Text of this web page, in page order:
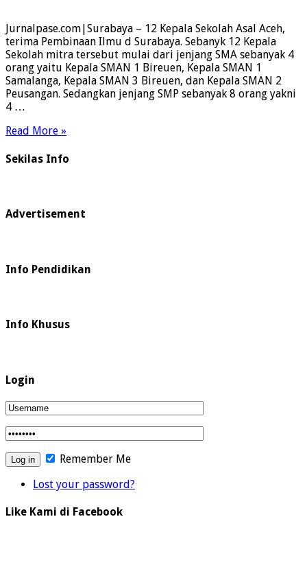
Jurnalpase.com|Surabaya – 12 Kepala Sekolah Asal Aceh,
terima Pembinaan Ilmu d Surabaya. Sebanyk 12 Kepala
Sekolah mitra tersebut mulai dari jenjang SMA sebanyak 4
orang yaitu Kepala SMAN 1 Bireuen, Kepala SMAN 1
Samalanga, Kepala SMAN 3 Bireuen, dan Kepala SMAN 2
Peusangan. Sedangkan jenjang SMP sebanyak 8 orang yakni
4 …
Read More »
Sekilas Info
Advertisement
Info Pendidikan
Info Khusus
Login
Remember Me
Lost your password?
Like Kami di Facebook